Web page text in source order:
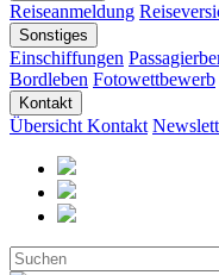
Reiseanmeldung
Sonstiges
Einschiffungen
Bordleben Fotowettbewerb
Kontakt
Übersicht Kontakt